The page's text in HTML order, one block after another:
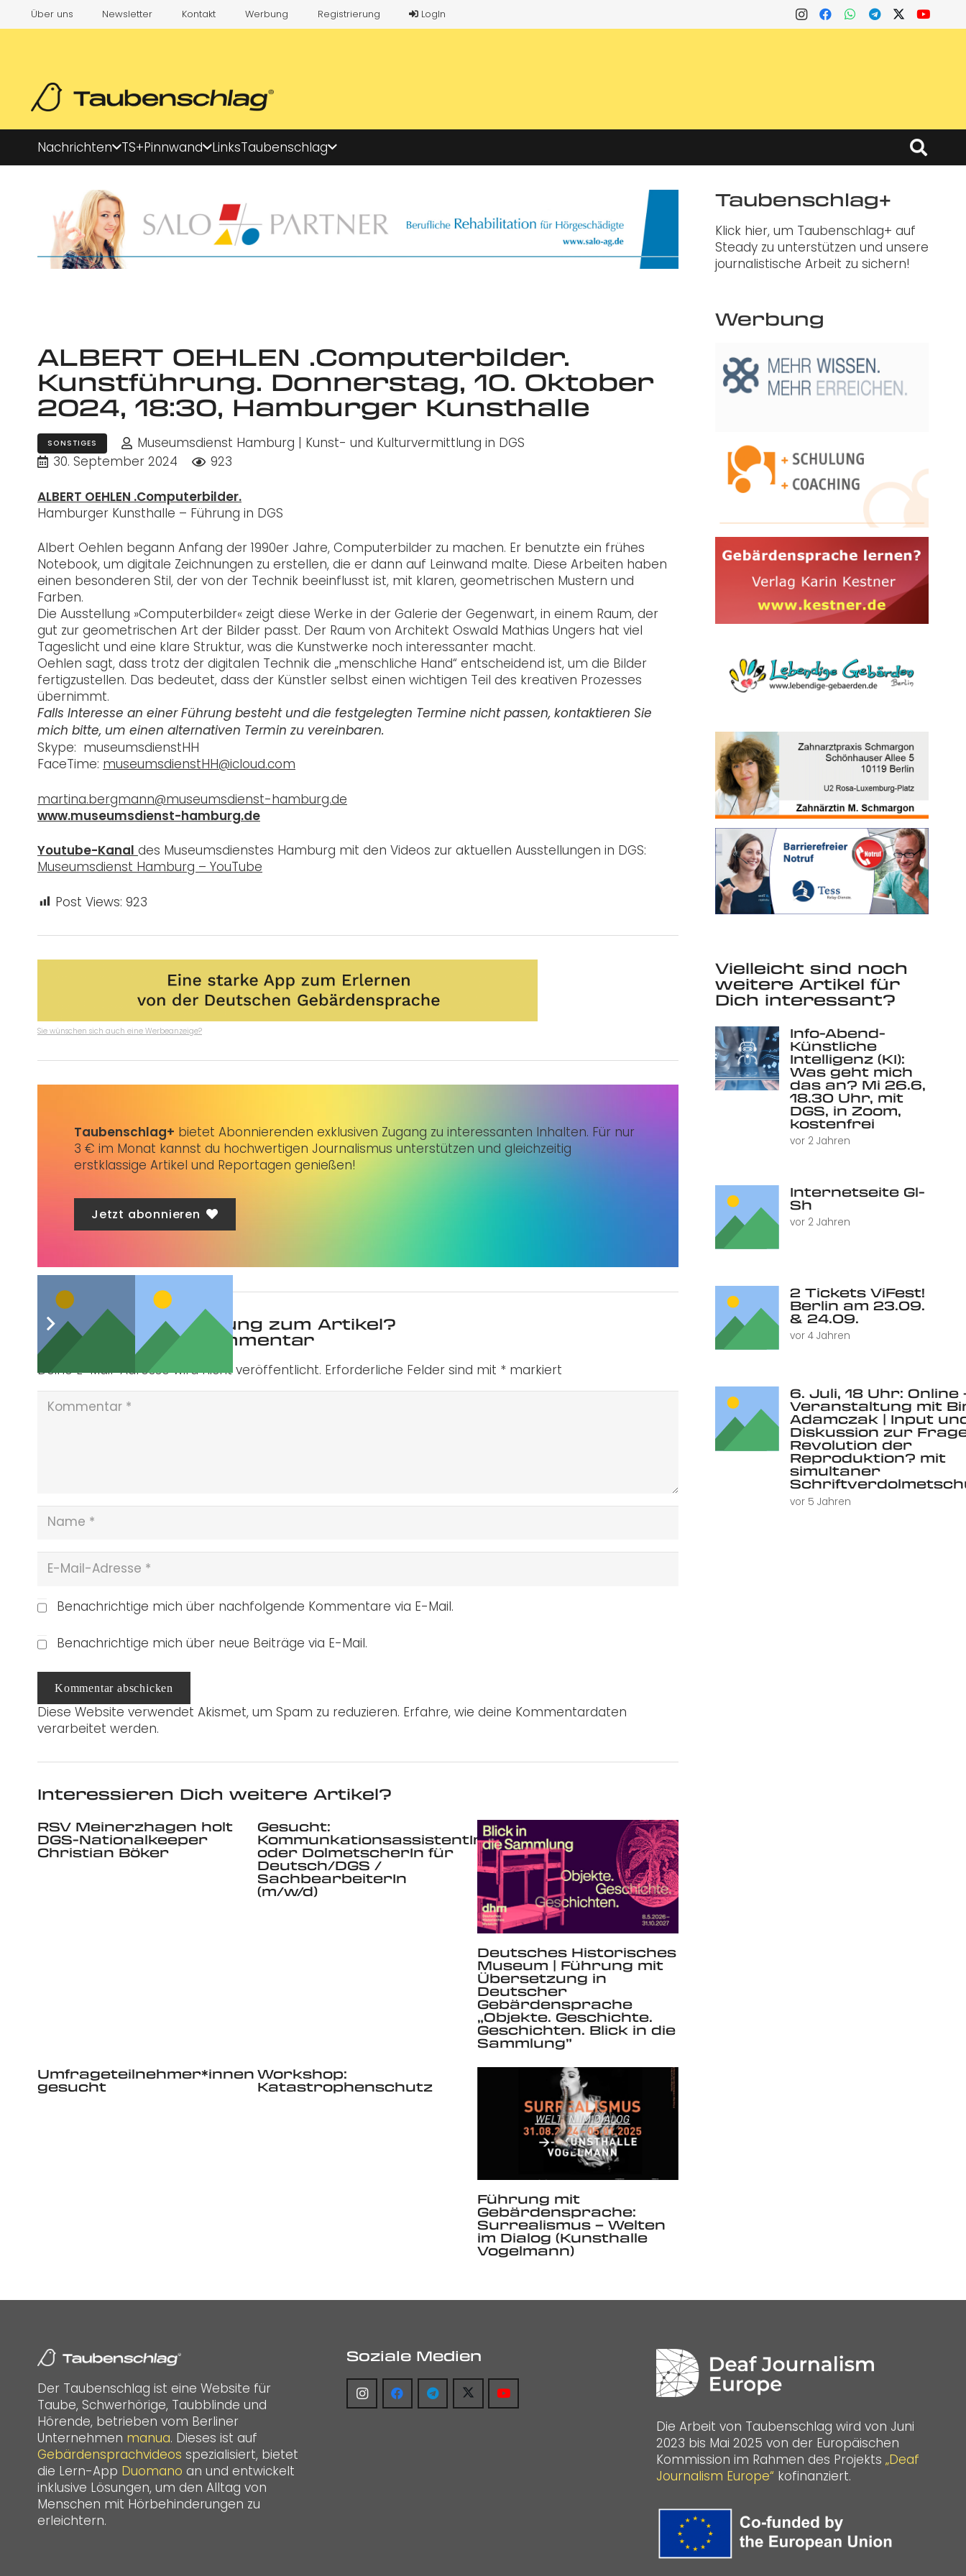
Über uns Newsletter Kontakt Werbung Registrierung LogIn
Nachrichten TS+Pinnwand LinksTaubenschlag
ALBERT OEHLEN .Computerbilder.
Kunstführung. Donnerstag, 10. Oktober
2024, 18:30, Hamburger Kunsthalle
SONSTIGES
Museumsdienst Hamburg | Kunst- und Kulturvermittlung in DGS
30. September 2024
923
ALBERT OEHLEN .Computerbilder.
Hamburger Kunsthalle – Führung in DGS
Albert Oehlen begann Anfang der 1990er Jahre, Computerbilder zu machen. Er benutzte ein frühes
Notebook, um digitale Zeichnungen zu erstellen, die er dann auf Leinwand malte. Diese Arbeiten haben
einen besonderen Stil, der von der Technik beeinflusst ist, mit klaren, geometrischen Mustern und
Farben.
Die Ausstellung »Computerbilder« zeigt diese Werke in der Galerie der Gegenwart, in einem Raum, der
gut zur geometrischen Art der Bilder passt. Der Raum von Architekt Oswald Mathias Ungers hat viel
Tageslicht und eine klare Struktur, was die Kunstwerke noch interessanter macht.
Oehlen sagt, dass trotz der digitalen Technik die „menschliche Hand“ entscheidend ist, um die Bilder
fertigzustellen. Das bedeutet, dass der Künstler selbst einen wichtigen Teil des kreativen Prozesses
übernimmt.
Falls Interesse an einer Führung besteht und die festgelegten Termine nicht passen, kontaktieren Sie
mich bitte, um einen alternativen Termin zu vereinbaren.
Skype: museumsdienstHH
FaceTime: museumsdienstHH@icloud.com
martina.bergmann@museumsdienst-hamburg.de
www.museumsdienst-hamburg.de
Youtube-Kanal des Museumsdienstes Hamburg mit den Videos zur aktuellen Ausstellungen in DGS:
Museumsdienst Hamburg – YouTube
Post Views: 923
Sie wünschen sich auch eine Werbeanzeige?
Taubenschlag+ bietet Abonnierenden exklusiven Zugang zu interessanten Inhalten. Für nur
3 € im Monat kannst du hochwertigen Journalismus unterstützen und gleichzeitig
erstklassige Artikel und Reportagen genießen!
Jetzt abonnieren
Was ist deine Meinung zum Artikel?
Schreibe einen Kommentar
Deine E-Mail-Adresse wird nicht veröffentlicht. Erforderliche Felder sind mit * markiert
Benachrichtige mich über nachfolgende Kommentare via E-Mail.
Benachrichtige mich über neue Beiträge via E-Mail.
Kommentar abschicken
Diese Website verwendet Akismet, um Spam zu reduzieren. Erfahre, wie deine Kommentardaten
verarbeitet werden.
Interessieren Dich weitere Artikel?
RSV Meinerzhagen holt
DGS-Nationalkeeper
Christian Böker
Gesucht:
KommunkationsassistentIn
oder DolmetscherIn für
Deutsch/DGS /
SachbearbeiterIn
(m/w/d)
Deutsches Historisches
Museum | Führung mit
Übersetzung in
Deutscher
Gebärdensprache
„Objekte. Geschichte.
Geschichten. Blick in die
Sammlung”
Umfrageteilnehmer*innen
gesucht
Workshop:
Katastrophenschutz
Führung mit
Gebärdensprache:
Surrealismus – Welten
im Dialog (Kunsthalle
Vogelmann)
Taubenschlag+
Klick hier, um Taubenschlag+ auf
Steady zu unterstützen und unsere
journalistische Arbeit zu sichern!
Werbung
Vielleicht sind noch
weitere Artikel für
Dich interessant?
Info-Abend-
Künstliche
Intelligenz (KI):
Was geht mich
das an? Mi 26.6,
18.30 Uhr, mit
DGS, in Zoom,
kostenfrei
vor 2 Jahren
Internetseite Gl-
Sh
vor 2 Jahren
2 Tickets ViFest!
Berlin am 23.09.
& 24.09.
vor 4 Jahren
6. Juli, 18 Uhr: Online
Veranstaltung mit
Adamczak | Input
Diskussion zur
Revolution der
Reproduktion? mit
simultaner
vor 5 Jahren
Der Taubenschlag ist eine Website für
Taube, Schwerhörige, Taubblinde und
Hörende, betrieben vom Berliner
Unternehmen manua. Dieses ist auf
Gebärdensprachvideos spezialisiert, bietet
die Lern-App Duomano an und entwickelt
inklusive Lösungen, um den Alltag von
Menschen mit Hörbehinderungen zu
erleichtern.
Soziale Medien
Die Arbeit von Taubenschlag wird von Juni
2023 bis Mai 2025 von der Europäischen
Kommission im Rahmen des Projekts „Deaf
Journalism Europe“ kofinanziert.